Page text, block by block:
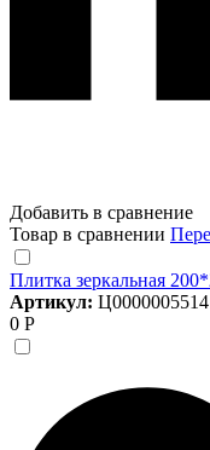
Добавить в сравнение
Товар в сравнении
Плитка зеркальная
Артикул: Ц0000005514
0 Р